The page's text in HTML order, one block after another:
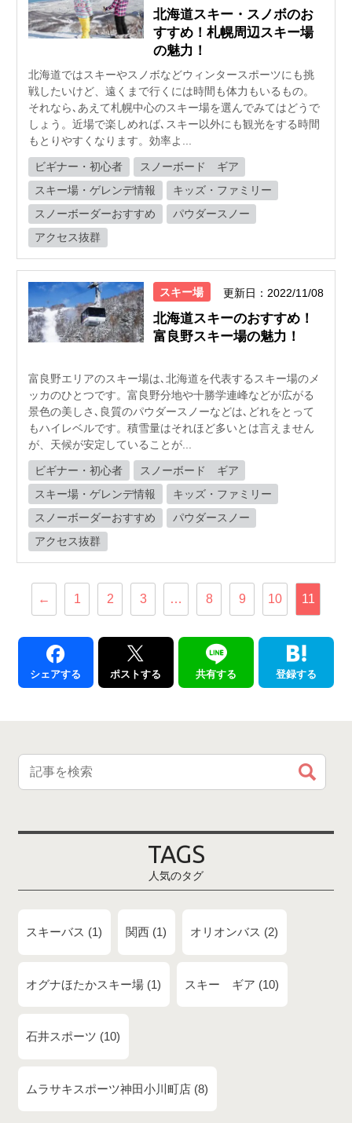
北海道スキー・スノボのお
すすめ！札幌周辺スキー場
の魅力！
北海道ではスキーやスノボなどウィンタースポーツにも挑
戦したいけど、遠くまで行くには時間も体力もいるもの。
それなら､あえて札幌中心のスキー場を選んでみてはどうで
しょう。近場で楽しめれば､スキー以外にも観光をする時間
もとりやすくなります。効率よ...
ビギナー・初心者
スノーボード ギア
スキー場・ゲレンデ情報
キッズ・ファミリー
スノーボーダーおすすめ
パウダースノー
アクセス抜群
スキー場 更新日：2022/11/08
北海道スキーのおすすめ！
富良野スキー場の魅力！
富良野エリアのスキー場は､北海道を代表するスキー場のメ
ッカのひとつです。富良野分地や十勝学連峰などが広がる
景色の美しさ､良質のパウダースノーなどは､どれをとって
もハイレベルです。積雪量はそれほど多いとは言えません
が、天候が安定していることが...
ビギナー・初心者
スノーボード ギア
スキー場・ゲレンデ情報
キッズ・ファミリー
スノーボーダーおすすめ
パウダースノー
アクセス抜群
← 1 2 3 … 8 9 10 11
シェアする ポストする 共有する 登録する
TAGS
人気のタグ
スキーバス 1 関西 1 オリオンバス 2
オグナほたかスキー場 1 スキー ギア 10
石井スポーツ 10
ムラサキスポーツ神田小川町店 8